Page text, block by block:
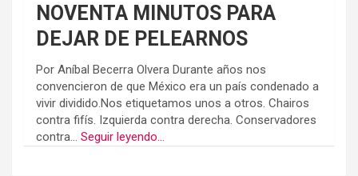
NOVENTA MINUTOS PARA
DEJAR DE PELEARNOS
Por Aníbal Becerra Olvera Durante años nos
convencieron de que México era un país condenado a
vivir dividido.Nos etiquetamos unos a otros. Chairos
contra fifís. Izquierda contra derecha. Conservadores
contra... Seguir leyendo...